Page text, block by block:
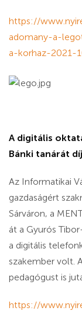
https://
adomany-a-
a-korhaz-2021-
A digitális
Bánki tanárát
Az Informatikai
gazdaságért
Sárváron, a
át a Gyurós
a digitális
szakember volt.
pedagógust is
https://